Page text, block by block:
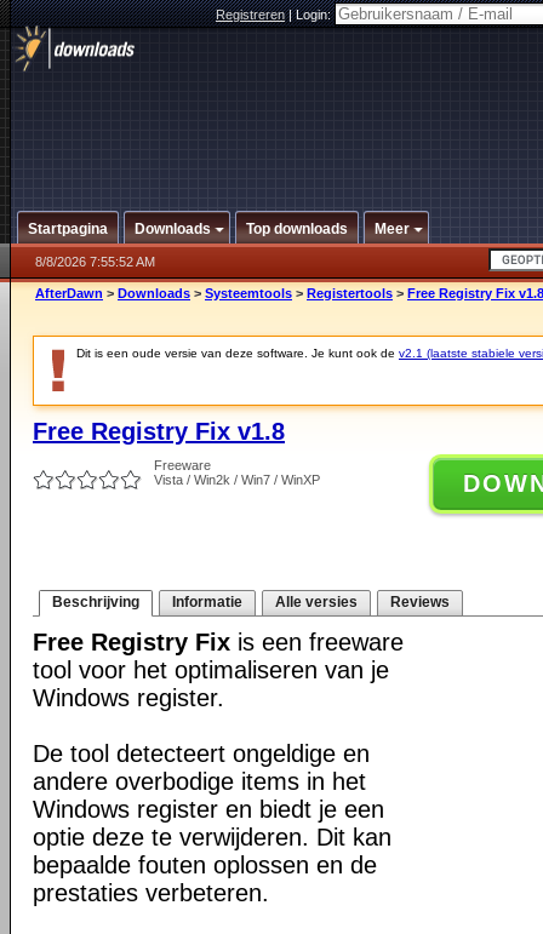
Registreren|Login:
Startpagina Downloads Top downloads Meer
8/8/2026 7:55:52 AM
AfterDawn > Downloads > Systeemtools > Registertools > Free Registry Fix v1.8
Dit is een oude versie van deze software. Je kunt ook de v2.1 (laatste stabiele
Free Registry Fix v1.8
Freeware
Vista / Win2k / Win7 / WinXP
Beschrijving Informatie Alle versies Reviews
Free Registry Fix is een freeware
tool voor het optimaliseren van je
Windows register.
De tool detecteert ongeldige en
andere overbodige items in het
Windows register en biedt je een
optie deze te verwijderen. Dit kan
bepaalde fouten oplossen en de
prestaties verbeteren.